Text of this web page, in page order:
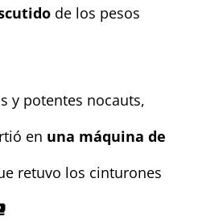
de los pesos
y potentes nocauts,
en una máquina de
retuvo los cinturones